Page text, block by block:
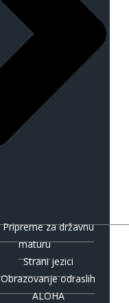
Pripreme za državnu
maturu
Strani jezici
Obrazovanje odraslih
ALOHA